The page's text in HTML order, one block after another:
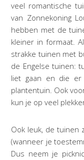
veel romantische
van Zonnekoning
hebben met de
kleiner in formaat.
strakke tuinen met
de Engelse tuinen:
liet gaan en die
plantentuin. Ook
kun je op veel
Ook leuk, de tuinen
(wanneer je
Dus neem je